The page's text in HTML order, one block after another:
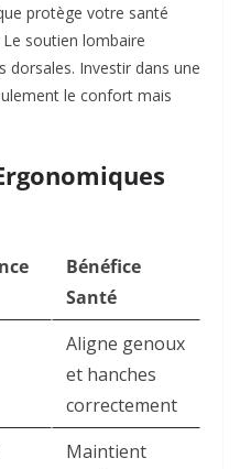
protège votre santé
soutien lombaire
dorsales. Investir dans une
le confort mais
Bénéfice
Santé
Aligne genoux
et hanches
correctement ​
Maintient